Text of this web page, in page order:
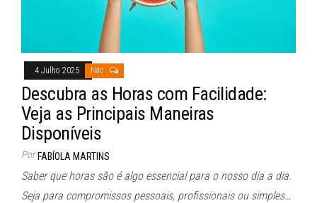
4 Julho 2025 Não
Descubra as Horas com Facilidade:
Veja as Principais Maneiras
Disponíveis
Por FABÍOLA MARTINS
Saber que horas são é algo essencial para o nosso dia a dia.
Seja para compromissos pessoais, profissionais ou simples…